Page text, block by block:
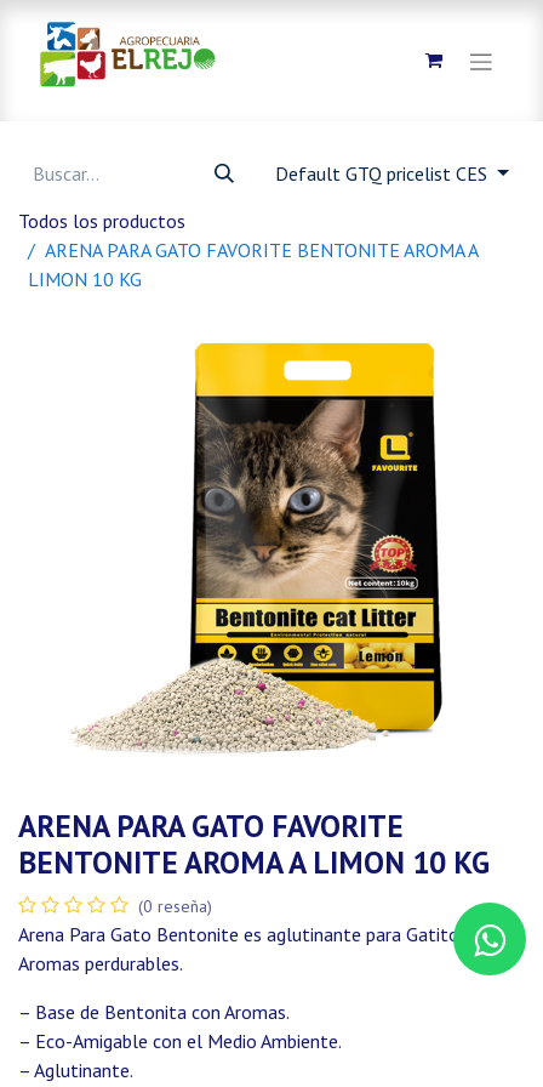
Default GTQ pricelist CES
Todos los productos
ARENA PARA GATO FAVORITE BENTONITE AROMA A
LIMON 10 KG
ARENA PARA GATO FAVORITE
BENTONITE AROMA A LIMON 10 KG
(0 reseña)
Arena Para Gato Bentonite es aglutinante para Gatitos, con
Aromas perdurables.
– Base de Bentonita con Aromas.
– Eco-Amigable con el Medio Ambiente.
– Aglutinante.